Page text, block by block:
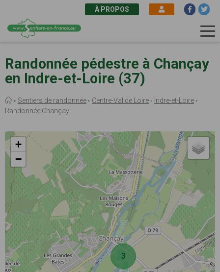
au
contenu
principal
À PROPOS
Randonnée pédestre à Chançay
en Indre-et-Loire (37)
Fil
d'Ariane
Sentiers de randonnée Centre-Val de Loire
Indre-et-Loire
Randonnée Chançay
3
+
−